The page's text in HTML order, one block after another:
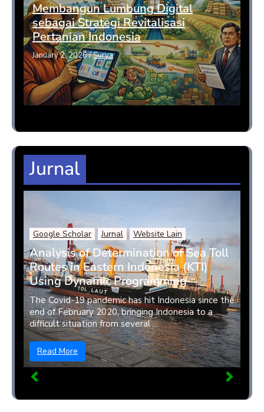
Membangun Lumbung Digital
sebagai Strategi Revitalisasi
Pertanian Indonesia
January 2, 2026/Surya
Jurnal
Google Scholar Jurnal Website Lain
Analysis of Determination of Sea Toll
Routes in Eastern Indonesia (KTI)
Using Dynamic Programming
The Covid-19 pandemic has hit Indonesia since the
end of February 2020, bringing Indonesia to a
difficult situation from several ...
Read More